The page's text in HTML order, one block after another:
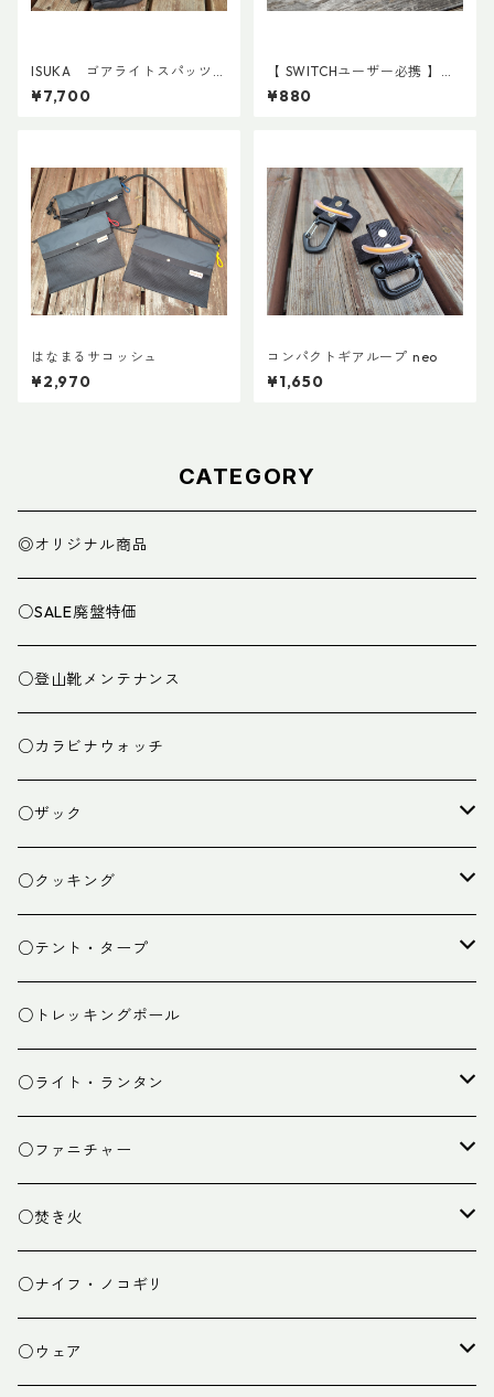
ISUKA ゴアライトスパッツカ
スタム BASE
¥7,700
【 SWITCHユーザー必携 】ス
イッチ用アタッチメント(ペア)
¥880
はなまるサコッシュ
¥2,970
コンパクトギアループ neo
¥1,650
CATEGORY
◎オリジナル商品
○SALE廃盤特価
○登山靴メンテナンス
○カラビナウォッチ
○ザック
ザック
スタッフバッグ
ザック小物
○クッキング
クッカー
バーナー
カトラリー
クッキング小物
○テント・タープ
テント
タープ
ペグ・ハンマー・小物
○トレッキングポール
○ライト・ランタン
ライト
ランタン
○ファニチャー
テーブル
チェア
○焚き火
焚き火台
焚き火小物
○ナイフ・ノコギリ
○ウェア